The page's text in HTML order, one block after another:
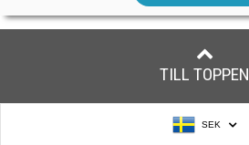
TILL TOPPEN
SEK